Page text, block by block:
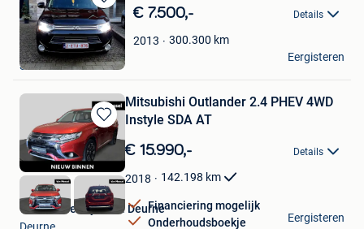
Bewaren
in
Mijn
Favorieten
€ 7.500,- Details
2013 300.300 km
Zoriana Dzhuryk
Schoten
Eergisteren
Bewaren
in
Mijn
Favorieten
Mitsubishi Outlander 2.4 PHEV 4WD
Instyle SDA AT
€ 15.990,- Details
2018 142.198 km
Financiering mogelijk
Onderhoudsboekje
Van Mossel Hyundai Deurne
Eergisteren